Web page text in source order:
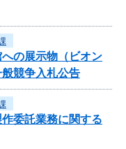
の展示物（ビオン
競争入札公告
委託業務に関する